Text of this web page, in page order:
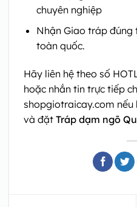
chuyên nghiệp
Nhận Giao tráp đúng
toàn quốc.
Hãy liên hệ theo số
hoặc nhắn tin trực tiếp
shopgiotraicay.com nếu
và đặt Tráp dạm ngõ